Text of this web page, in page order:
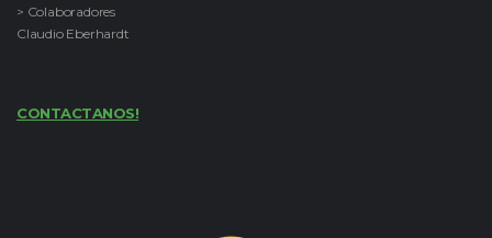
> Colaboradores
Claudio Eberhardt
CONTACTANOS!